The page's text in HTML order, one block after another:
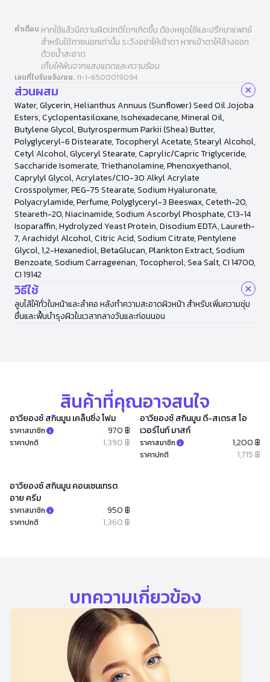
คำเตือน หากใช้แล้วมีความผิดปกติใดๆเกิดขึ้น ต้องหยุดใช้และปรึกษาแพทย์
สำหรับใช้ภายนอกเท่านั้น ระวังอย่าให้เข้าตา หากเข้าตาให้ล้างออก
ด้วยน้ำสะอาด
เก็บให้พ้นจากแสงแดดและความร้อน
เลขที่ใบรับแจ้ง/อย. 11-1-6500019094
ส่วนผสม
Water, Glycerin, Helianthus Annuus (Sunflower) Seed Oil Jojoba
Esters, Cyclopentasiloxane, Isohexadecane, Mineral Oil,
Butylene Glycol, Butyrospermum Parkii (Shea) Butter,
Polyglyceryl-6 Distearate, Tocopheryl Acetate, Stearyl Alcohol,
Cetyl Alcohol, Glyceryl Stearate, Caprylic/Capric Triglyceride,
Saccharide Isomerate, Triethanolamine, Phenoxyethanol,
Caprylyl Glycol, Acrylates/C10-30 Alkyl Acrylate
Crosspolymer, PEG-75 Stearate, Sodium Hyaluronate,
Polyacrylamide, Perfume, Polyglyceryl-3 Beeswax, Ceteth-20,
Steareth-20, Niacinamide, Sodium Ascorbyl Phosphate, C13-14
Isoparaffin, Hydrolyzed Yeast Protein, Disodium EDTA, Laureth-
7, Arachidyl Alcohol, Citric Acid, Sodium Citrate, Pentylene
Glycol, 1,2-Hexanediol, BetaGlucan, Plankton Extract, Sodium
Benzoate, Sodium Carrageenan, Tocopherol, Sea Salt, CI 14700,
CI 19142
วิธีใช้
ลูบไล้ให้ทั่วใบหน้าและลำคอ หลังทำความสะอาดผิวหน้า สำหรับเพิ่มความชุ่ม
ชื่นและฟื้นบำรุงผิวในเวลากลางวันและก่อนนอน
สินค้าที่คุณอาจสนใจ
อาวียองซ์ สกินมูน เคล็นซิ่ง โฟม
ราคาสมาชิก 970 ฿
ราคาปกติ 1,390 ฿
อาวียองซ์ สกินมูน ดี-สเตรส โอ
เวอร์ไนท์ มาสก์
ราคาสมาชิก 1,200 ฿
ราคาปกติ 1,715 ฿
อาวียองซ์ สกินมูน คอนเซนเทรต
อาย ครีม
ราคาสมาชิก 950 ฿
ราคาปกติ 1,360 ฿
บทความเกี่ยวข้อง